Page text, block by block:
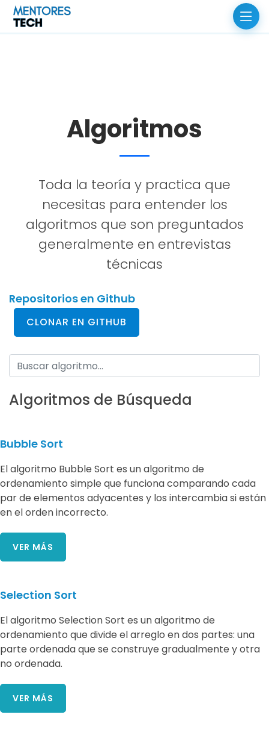
Algoritmos
Toda la teoría y practica que
necesitas para entender los
algoritmos que son preguntados
generalmente en entrevistas
técnicas
Repositorios en Github
CLONAR EN GITHUB
Algoritmos de Búsqueda
Bubble Sort
El algoritmo Bubble Sort es un algoritmo de
ordenamiento simple que funciona comparando cada
par de elementos adyacentes y los intercambia si están
en el orden incorrecto.
VER MÁS
Selection Sort
El algoritmo Selection Sort es un algoritmo de
ordenamiento que divide el arreglo en dos partes: una
parte ordenada que se construye gradualmente y otra
no ordenada.
VER MÁS